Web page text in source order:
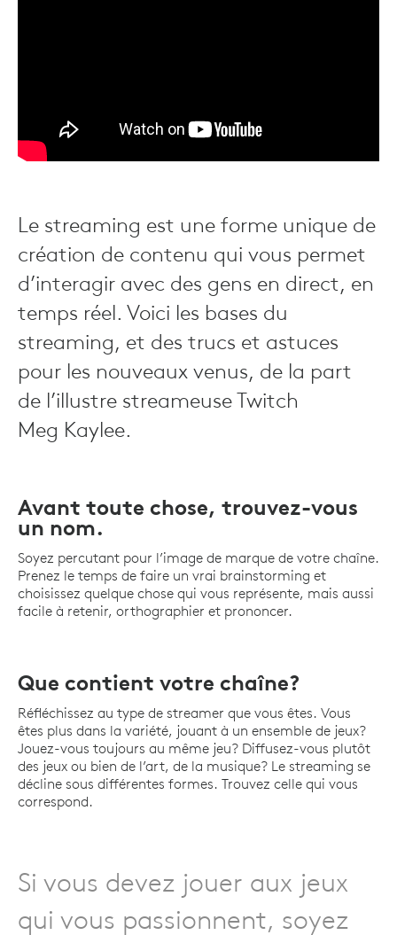
Le streaming est une forme unique de
création de contenu qui vous permet
d’interagir avec des gens en direct, en
temps réel. Voici les bases du
streaming, et des trucs et astuces
pour les nouveaux venus, de la part
de l’illustre streameuse Twitch
Meg Kaylee.
Avant toute chose, trouvez-vous
un nom.
Soyez percutant pour l’image de marque de votre chaîne.
Prenez le temps de faire un vrai brainstorming et
choisissez quelque chose qui vous représente, mais aussi
facile à retenir, orthographier et prononcer.
Que contient votre chaîne?
Réfléchissez au type de streamer que vous êtes. Vous
êtes plus dans la variété, jouant à un ensemble de jeux?
Jouez-vous toujours au même jeu? Diffusez-vous plutôt
des jeux ou bien de l’art, de la musique? Le streaming se
décline sous différentes formes. Trouvez celle qui vous
correspond.
Si vous devez jouer aux jeux
qui vous passionnent, soyez